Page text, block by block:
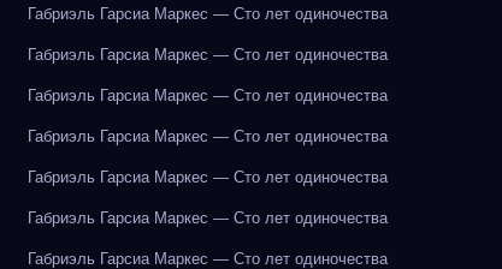
Габриэль Гарсиа Маркес — Сто лет одиночества
Габриэль Гарсиа Маркес — Сто лет одиночества
Габриэль Гарсиа Маркес — Сто лет одиночества
Габриэль Гарсиа Маркес — Сто лет одиночества
Габриэль Гарсиа Маркес — Сто лет одиночества
Габриэль Гарсиа Маркес — Сто лет одиночества
Габриэль Гарсиа Маркес — Сто лет одиночества